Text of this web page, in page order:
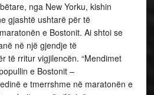
nga New Yorku, kishin
gjashtë ushtarë për të
e Bostonit. Ai shtoi se
në një gjendje të
të rritur vigjilencën. “Mendimet
e Bostonit –
e tmerrshme në maratonën e